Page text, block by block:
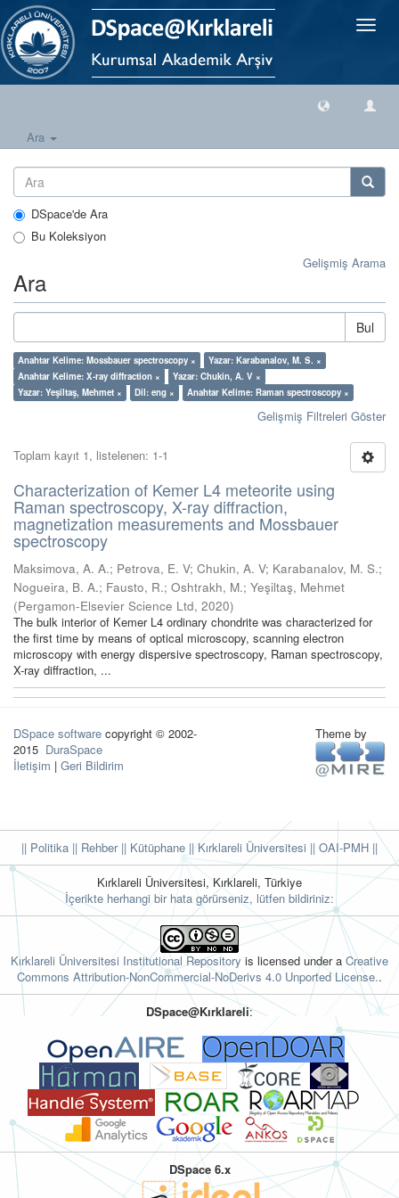
Geçiş
Ara
DSpace'de Ara
Bu Koleksiyon
Gelişmiş Arama
Ara
Bul
Anahtar Kelime: Mossbauer spectroscopy ×
Yazar: Karabanalov, M. S. ×
Anahtar Kelime: X-ray diffraction ×
Yazar: Chukin, A. V ×
Yazar: Yeşiltaş, Mehmet ×
Dil: eng × Anahtar Kelime: Raman spectroscopy ×
Gelişmiş Filtreleri Göster
Toplam kayıt 1, listelenen: 1-1
Characterization of Kemer L4 meteorite using
Raman spectroscopy, X-ray diffraction,
magnetization measurements and Mossbauer
spectroscopy
Maksimova, A. A.; Petrova, E. V; Chukin, A. V; Karabanalov, M. S.;
Nogueira, B. A.; Fausto, R.; Oshtrakh, M.; Yeşiltaş, Mehmet
(Pergamon-Elsevier Science Ltd, 2020)
The bulk interior of Kemer L4 ordinary chondrite was characterized for
the first time by means of optical microscopy, scanning electron
microscopy with energy dispersive spectroscopy, Raman spectroscopy,
X-ray diffraction, ...
DSpace software copyright © 2002-
2015 DuraSpace
İletişim | Geri Bildirim
Theme by
|| Politika || Rehber|| Kütüphane || Kırklareli Üniversitesi || OAI-PMH ||
Kırklareli Üniversitesi, Kırklareli, Türkiye
İçerikte herhangi bir hata görürseniz, lütfen bildiriniz:
Kırklareli Üniversitesi Institutional Repository is licensed under a Creative
Commons Attribution-NonCommercial-NoDerivs 4.0 Unported License..
DSpace@Kırklareli:
DSpace 6.x